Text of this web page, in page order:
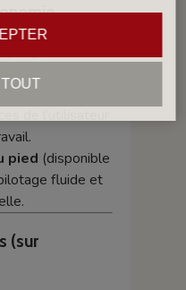
pour
pied (disponible
fluide et
(sur